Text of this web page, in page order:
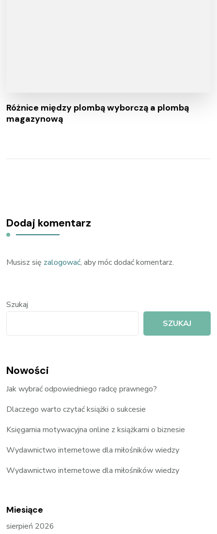
Różnice między plombą wyborczą a plombą
magazynową
Dodaj komentarz
Musisz się zalogować, aby móc dodać komentarz.
Szukaj
SZUKAJ
Nowości
Jak wybrać odpowiedniego radcę prawnego?
Dlaczego warto czytać książki o sukcesie
Księgarnia motywacyjna online z książkami o biznesie
Wydawnictwo internetowe dla miłośników wiedzy
Wydawnictwo internetowe dla miłośników wiedzy
Miesiące
sierpień 2026